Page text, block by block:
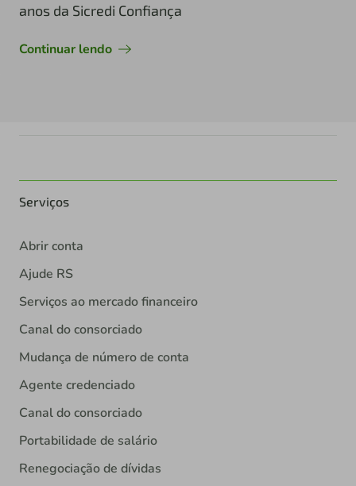
anos da Sicredi Confiança
Continuar lendo
Serviços
Abrir conta
Ajude RS
Serviços ao mercado financeiro
Canal do consorciado
Mudança de número de conta
Agente credenciado
Canal do consorciado
Portabilidade de salário
Renegociação de dívidas